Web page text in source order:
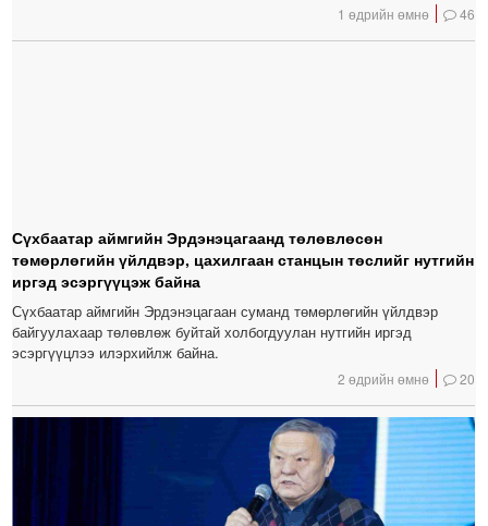
1 өдрийн өмнө 46
Сүхбаатар аймгийн Эрдэнэцагаанд төлөвлөсөн
төмөрлөгийн үйлдвэр, цахилгаан станцын төслийг нутгийн
иргэд эсэргүүцэж байна
Сүхбаатар аймгийн Эрдэнэцагаан суманд төмөрлөгийн үйлдвэр
байгуулахаар төлөвлөж буйтай холбогдуулан нутгийн иргэд
эсэргүүцлээ илэрхийлж байна.
2 өдрийн өмнө 20